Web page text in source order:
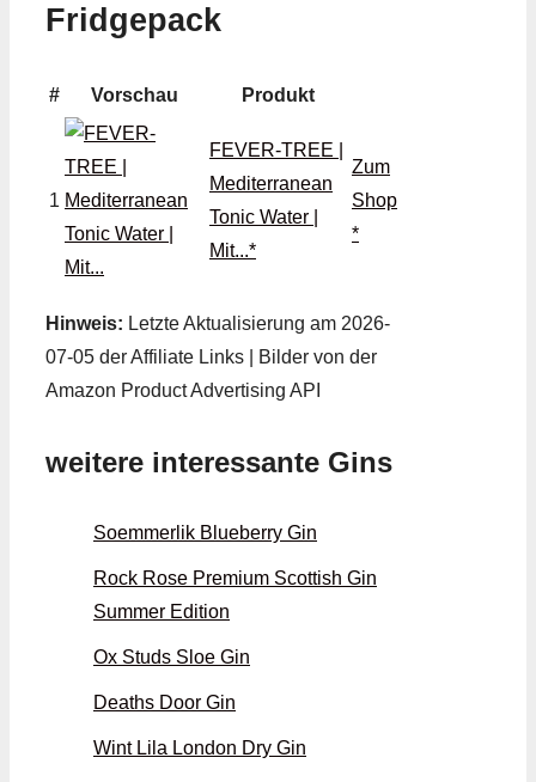
Fridgepack
# Vorschau Produkt
1
FEVER-TREE |
Mediterranean
Tonic Water |
Mit...*
Zum
Shop
*
Hinweis: Letzte Aktualisierung am 2026-
07-05 der Affiliate Links | Bilder von der
Amazon Product Advertising API
weitere interessante Gins
Soemmerlik Blueberry Gin
Rock Rose Premium Scottish Gin
Summer Edition
Ox Studs Sloe Gin
Deaths Door Gin
Wint Lila London Dry Gin